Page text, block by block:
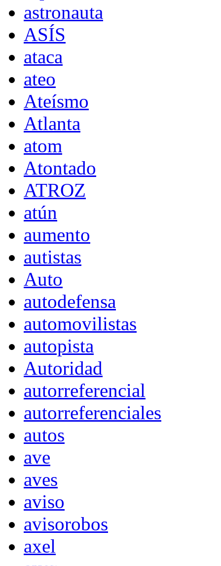
astronauta
ASÍS
ataca
ateo
Ateísmo
Atlanta
atom
Atontado
ATROZ
atún
aumento
autistas
Auto
autodefensa
automovilistas
autopista
Autoridad
autorreferencial
autorreferenciales
autos
ave
aves
aviso
avisorobos
axel